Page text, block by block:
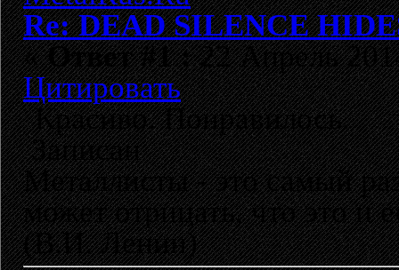
Re: DEAD SILENCE
«Ответ #1 :22 Апрель
Цитировать
Красиво. Понравилось.
Записан
Металлисты - это самый
может отрицать, что это и
(В.И. Ленин)